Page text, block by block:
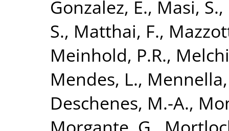
Gonzalez, E., Masi, S.,
S., Matthai, F.,
Meinhold, P.R.,
Mendes, L.,
Deschenes, M.-A.,